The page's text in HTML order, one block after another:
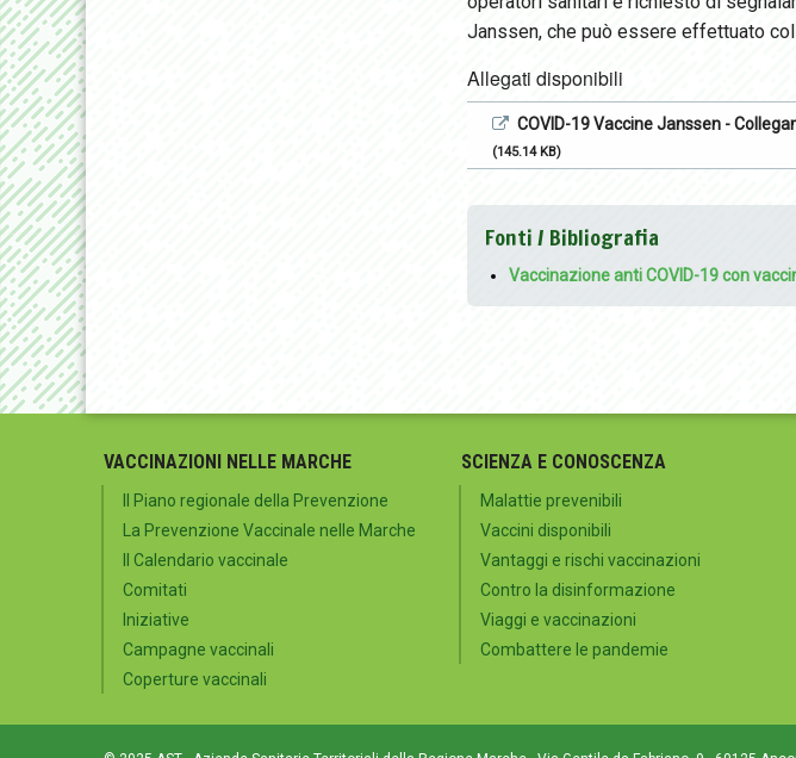
Janssen, che può essere effettuato
Allegati disponibili
COVID-19 Vaccine Janssen -
(145.14 KB)
Fonti / Bibliografia
Vaccinazione anti COVID-19 con
VACCINAZIONI NELLE MARCHE
Il Piano regionale della Prevenzione
La Prevenzione Vaccinale nelle Marche
Il Calendario vaccinale
Comitati
Iniziative
Campagne vaccinali
Coperture vaccinali
SCIENZA E CONOSCENZA
Malattie prevenibili
Vaccini disponibili
Vantaggi e rischi vaccinazioni
Contro la disinformazione
Viaggi e vaccinazioni
Combattere le pandemie